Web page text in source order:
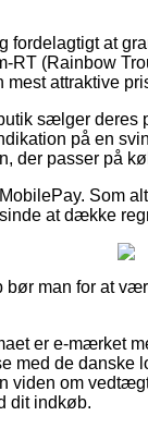
at
RT (Rainbow
mest attraktive
sælger deres
på en
der passer på
Som
at dække
bør man for at
er e-mærket
med de danske
viden om
dit indkøb.